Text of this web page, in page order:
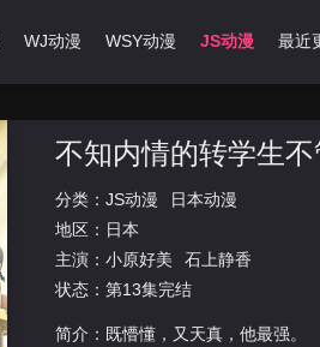
WJ动漫 WSY动漫 JS动漫 最近
不知内情的转学生
分类： JS动漫
日本动漫
地区： 日本
主演： 小原好美
石上静香
状态：第13集完结
简介：既懵懂，又天真，他最强。